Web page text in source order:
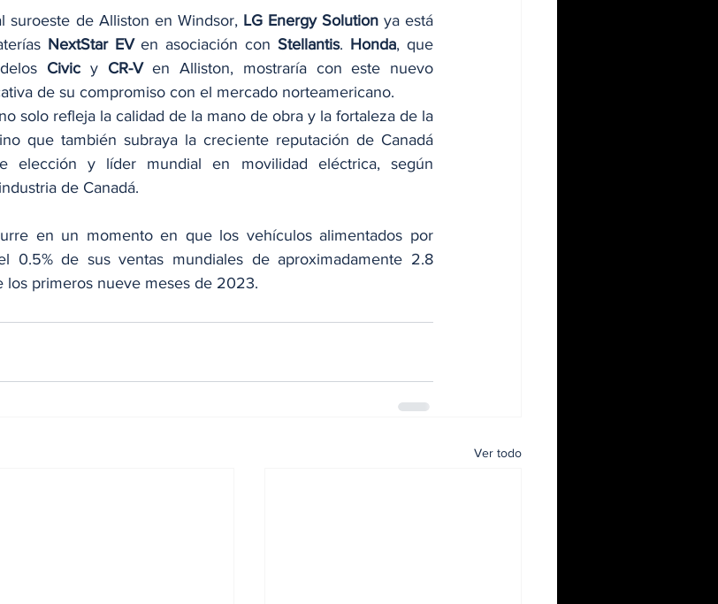
suroeste de Alliston en Windsor, LG Energy Solution ya está
NextStar EV en asociación con Stellantis. Honda, que
Civic y CR-V en Alliston, mostraría con este nuevo
de su compromiso con el mercado norteamericano.
solo refleja la calidad de la mano de obra y la fortaleza de la
que también subraya la creciente reputación de Canadá
elección y líder mundial en movilidad eléctrica, según
de Canadá.
en un momento en que los vehículos alimentados por
0.5% de sus ventas mundiales de aproximadamente 2.8
los primeros nueve meses de 2023.
Ver todo